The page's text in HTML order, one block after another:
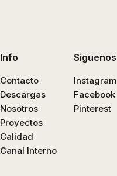
Info
Contacto
Descargas
Nosotros
Proyectos
Calidad
Canal Interno
Síguenos
Instagram
Facebook
Pinterest